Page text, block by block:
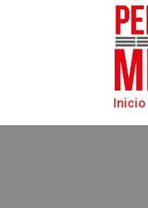
Inicio